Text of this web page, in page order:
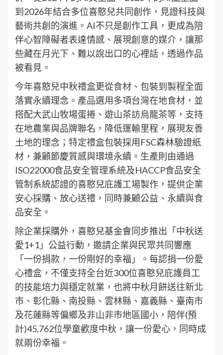
到2026年結合多位喜憨兒共同創作，見證科技與
藝術共創的演進。AI不只是創作工具，更成為陪
伴心智障礙者表達情感、展現創意的媒介，讓那
些藏在月光下、難以說出口的心裡話，透過作品
被看見。
今年喜憨兒中秋禮盒更從食材、包裝到製程全面
落實永續理念。產品選用多項台灣在地食材，並
搭配大武山牧場蛋捲、遊山茶訪烏龍茶等，支持
在地農業與品牌聯名，降低運輸里程，展現友善
土地的理念；特定禮盒包裝採用FSC森林驗證紙
材，兼顧節慶質感與環境永續。生產則由通過
ISO22000食品安全管理系統及HACCP食品安全
管制系統認證的喜憨兒庇護工場製作，提供企業
安心採購、放心送禮，同時兼顧公益、永續與食
品安全。
除企業採購外，喜憨兒基金會同步推出「中秋送
愛1+1」公益行動，邀請企業與民眾共同響應
「一份捐款，一份剛好的幸福」。每認捐一份愛
心禮盒，不僅支持全台近300位喜憨兒庇護員工
的技能培力與穩定就業，也將中秋月餅送往新北
市、彰化縣、南投縣、雲林縣、嘉義縣、臺南市
及花蓮縣等偏鄉及非山非市地區國小，陪伴(預
計)45,762位學童歡度中秋，讓一份愛心，同時成
就兩份幸福。